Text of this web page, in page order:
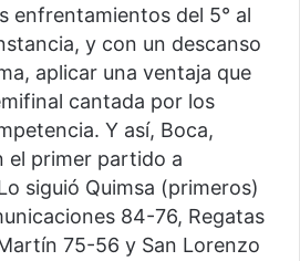
enfrentamientos del 5° al
y con un descanso
aplicar una ventaja que
cantada por los
Y así, Boca,
el primer partido a
siguió Quimsa (primeros)
84-76, Regatas
75-56 y San Lorenzo